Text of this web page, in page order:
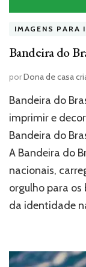
IMAGENS PARA
Bandeira do
porDona de casa
Bandeira do
imprimir e
Bandeira do
A Bandeira do
nacionais,
orgulho para os
da identidade